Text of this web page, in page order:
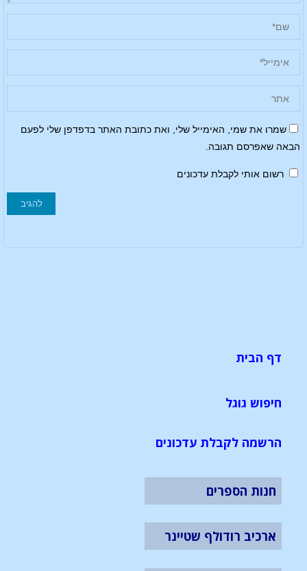
שמרו את שמי, האימייל שלי, ואת כתובת האתר בדפדפן שלי לפעם
הבאה שאפרסם תגובה.
רשום אותי לקבלת עדכונים
דף הבית
חיפוש גוגל
הרשמה לקבלת עדכונים
חנות הספרים
ארכיב רודולף שטיינר